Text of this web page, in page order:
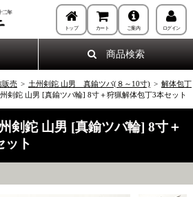
トップ カート ご案内 ログイン
商品検索
販売 > 土州剣鉈 山男 真鍮ツバ(８～10寸) > 解体包丁
剣鉈 山男 [真鍮ツバ輪] 8寸＋狩猟解体包丁3本セット
剣鉈 山男 [真鍮ツバ輪] 8寸＋
ット